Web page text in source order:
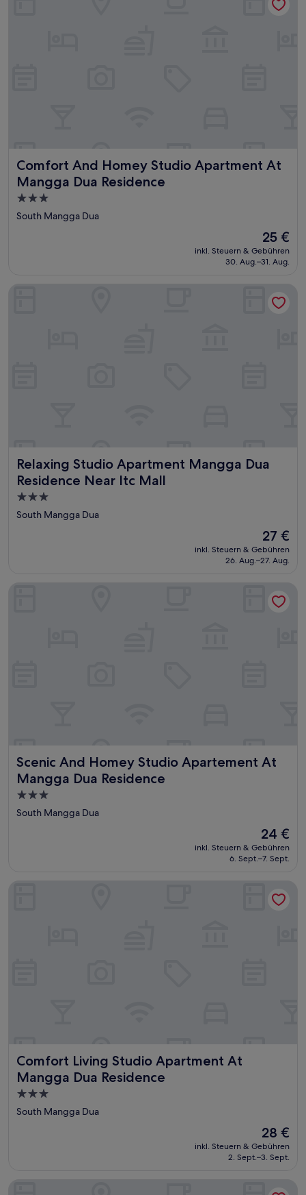
Comfort And Homey Studio Apartment At
Mangga Dua Residence
Comfort And Homey Studio Apartment At Mangga Dua
3.0-
Sterne-
South Mangga Dua
Der
Preis
beträgt
25 €
inkl. Steuern & Gebühren
30. Aug.–31. Aug.
Relaxing Studio Apartment Mangga Dua
Residence Near Itc Mall
Relaxing Studio Apartment Mangga Dua Residence Near
3.0-
Sterne-
South Mangga Dua
Der
Preis
beträgt
27 €
inkl. Steuern & Gebühren
26. Aug.–27. Aug.
Scenic And Homey Studio Apartement At
Mangga Dua Residence
Scenic And Homey Studio Apartement At Mangga Dua
3.0-
Sterne-
South Mangga Dua
Der
Preis
beträgt
24 €
inkl. Steuern & Gebühren
6. Sept.–7. Sept.
Scenic And Homey Studio Apartement At Mangga Dua
Comfort Living Studio Apartment At
Mangga Dua Residence
Comfort Living Studio Apartment At Mangga Dua
3.0-
Sterne-
South Mangga Dua
Der
Preis
beträgt
28 €
inkl. Steuern & Gebühren
2. Sept.–3. Sept.
Cozy And Tidy Studio Apartment Mangga Dua Residence